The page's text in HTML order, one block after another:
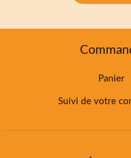
Panier
Suivi de votre